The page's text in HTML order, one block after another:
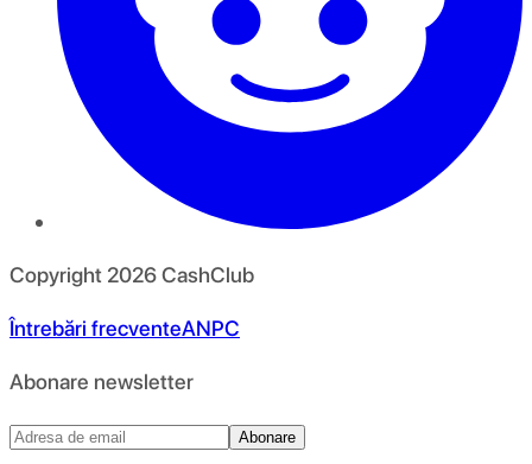
Copyright 2026CashClub
Întrebări frecventeANPC
Abonare newsletter
Abonare